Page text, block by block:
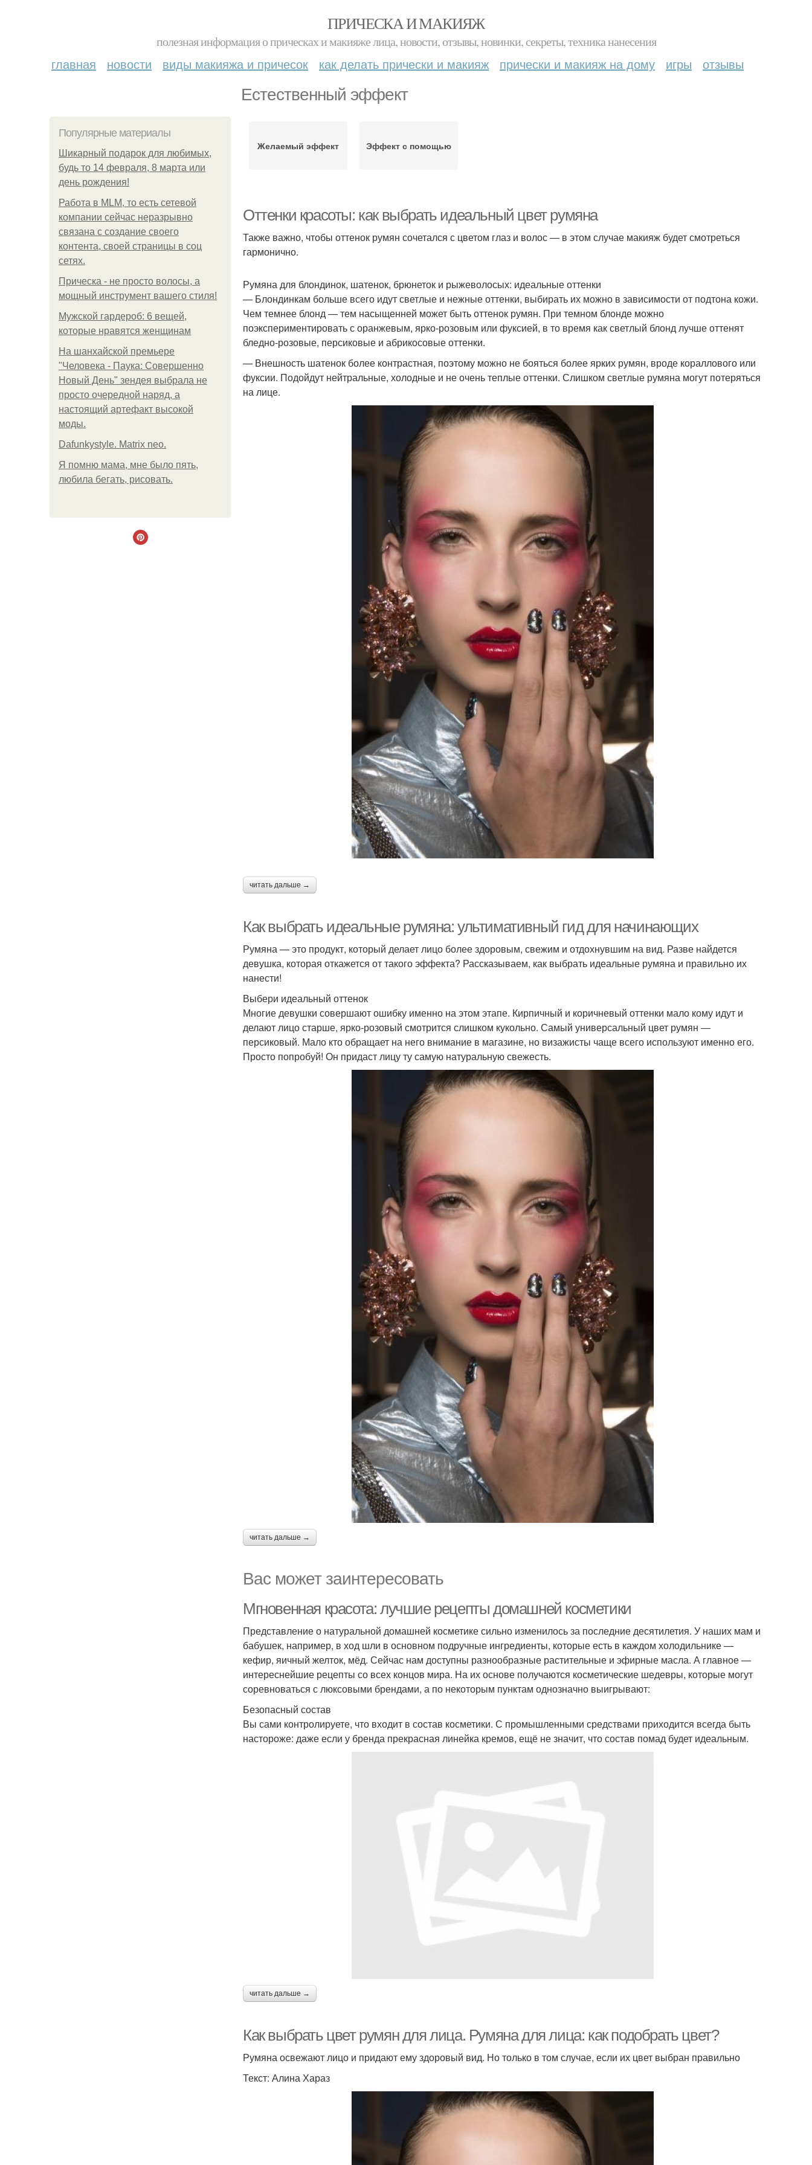
ПРИЧЕСКА И МАКИЯЖ
полезная информация о прическах и макияже лица, новости, отзывы, новинки, секреты, техника нанесения
главная новости виды макияжа и причесок как делать прически и макияж прически и макияж на дому игры отзывы
Естественный эффект
Популярные материалы
Шикарный подарок для любимых,
будь то 14 февраля, 8 марта или
день рождения!
Работа в MLM, то есть сетевой
компании сейчас неразрывно
связана с создание своего
контента, своей страницы в соц
сетях.
Прическа - не просто волосы, а
мощный инструмент вашего стиля!
Мужской гардероб: 6 вещей,
которые нравятся женщинам
На шанхайской премьере
"Человека - Паука: Совершенно
Новый День" зендея выбрала не
просто очередной наряд, а
настоящий артефакт высокой
моды.
Dafunkystyle. Matrix neo.
Я помню мама, мне было пять,
любила бегать, рисовать.
Желаемый эффект Эффект с помощью
Оттенки красоты: как выбрать идеальный цвет румяна
Также важно, чтобы оттенок румян сочетался с цветом глаз и волос — в этом случае макияж будет смотреться
гармонично.
Румяна для блондинок, шатенок, брюнеток и рыжеволосых: идеальные оттенки
— Блондинкам больше всего идут светлые и нежные оттенки, выбирать их можно в зависимости от подтона кожи.
Чем темнее блонд — тем насыщенней может быть оттенок румян. При темном блонде можно
поэкспериментировать с оранжевым, ярко-розовым или фуксией, в то время как светлый блонд лучше оттенят
бледно-розовые, персиковые и абрикосовые оттенки.
— Внешность шатенок более контрастная, поэтому можно не бояться более ярких румян, вроде кораллового или
фуксии. Подойдут нейтральные, холодные и не очень теплые оттенки. Слишком светлые румяна могут потеряться
на лице.
читать дальше →
Как выбрать идеальные румяна: ультимативный гид для начинающих
Румяна — это продукт, который делает лицо более здоровым, свежим и отдохнувшим на вид. Разве найдется
девушка, которая откажется от такого эффекта? Рассказываем, как выбрать идеальные румяна и правильно их
нанести!
Выбери идеальный оттенок
Многие девушки совершают ошибку именно на этом этапе. Кирпичный и коричневый оттенки мало кому идут и
делают лицо старше, ярко-розовый смотрится слишком кукольно. Самый универсальный цвет румян —
персиковый. Мало кто обращает на него внимание в магазине, но визажисты чаще всего используют именно его.
Просто попробуй! Он придаст лицу ту самую натуральную свежесть.
читать дальше →
Вас может заинтересовать
Мгновенная красота: лучшие рецепты домашней косметики
Представление о натуральной домашней косметике сильно изменилось за последние десятилетия. У наших мам и
бабушек, например, в ход шли в основном подручные ингредиенты, которые есть в каждом холодильнике —
кефир, яичный желток, мёд. Сейчас нам доступны разнообразные растительные и эфирные масла. А главное —
интереснейшие рецепты со всех концов мира. На их основе получаются косметические шедевры, которые могут
соревноваться с люксовыми брендами, а по некоторым пунктам однозначно выигрывают:
Безопасный состав
Вы сами контролируете, что входит в состав косметики. С промышленными средствами приходится всегда быть
настороже: даже если у бренда прекрасная линейка кремов, ещё не значит, что состав помад будет идеальным.
читать дальше →
Как выбрать цвет румян для лица. Румяна для лица: как подобрать цвет?
Румяна освежают лицо и придают ему здоровый вид. Но только в том случае, если их цвет выбран правильно
Текст: Алина Хараз